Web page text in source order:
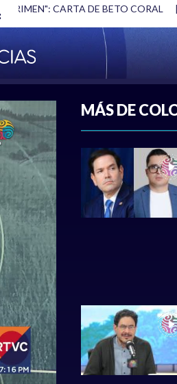
CRIMEN": CARTA DE BETO CORAL |
MÁS DE